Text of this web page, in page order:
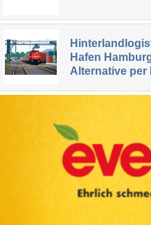
Hafen
Alternative per